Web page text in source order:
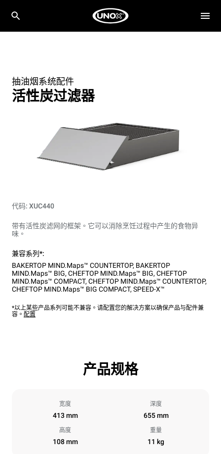
抽油烟系统配件
活性炭过滤器
代码: XUC440
带有活性炭滤网的框架。它可以消除烹饪过程中产生的食物异
味。
兼容系列*:
BAKERTOP MIND.Maps™ COUNTERTOP, BAKERTOP
MIND.Maps™ BIG, CHEFTOP MIND.Maps™ BIG, CHEFTOP
MIND.Maps™ COMPACT, CHEFTOP MIND.Maps™ COUNTERTOP,
CHEFTOP MIND.Maps™ BIG COMPACT, SPEED-X™
*以上某些产品系列可能不兼容。请配置您的解决方案以确保产品与配件兼
容。 配置
产品规格
宽度
413 mm
深度
655 mm
高度
108 mm
重量
11 kg